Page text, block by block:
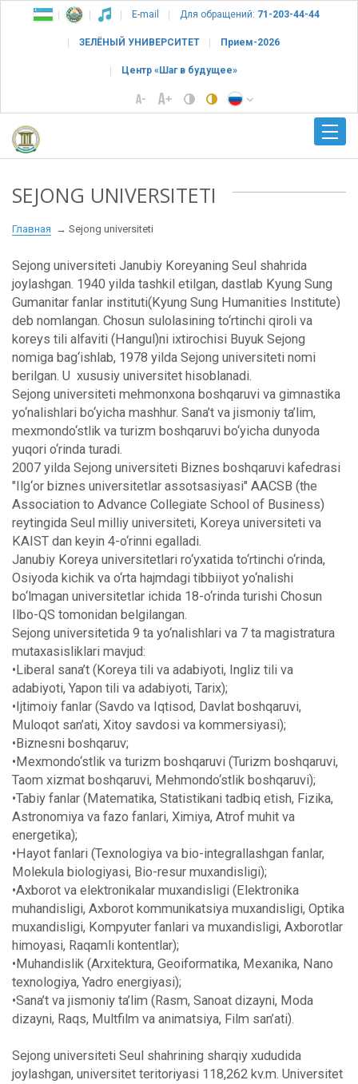
E-mail Для обращений: 71-203-44-44
ЗЕЛЁНЫЙ УНИВЕРСИТЕТ Прием-2026
Центр «Шаг в будущее»
SEJONG UNIVERSITETI
Главная Sejong universiteti
Sejong universiteti Janubiy Koreyaning Seul shahrida
joylashgan. 1940 yilda tashkil etilgan, dastlab Kyung Sung
Gumanitar fanlar instituti(Kyung Sung Humanities Institute)
deb nomlangan. Chosun sulolasining to‘rtinchi qiroli va
koreys tili alfaviti (Hangul)ni ixtirochisi Buyuk Sejong
nomiga bag‘ishlab, 1978 yilda Sejong universiteti nomi
berilgan. U xususiy universitet hisoblanadi.
Sejong universiteti mehmonxona boshqaruvi va gimnastika
yo‘nalishlari bo‘yicha mashhur. Sana’t va jismoniy ta’lim,
mexmondo‘stlik va turizm boshqaruvi bo‘yicha dunyoda
yuqori o‘rinda turadi.
2007 yilda Sejong universiteti Biznes boshqaruvi kafedrasi
"Ilg‘or biznes universitetlar assotsasiyasi" AACSB (the
Association to Advance Collegiate School of Business)
reytingida Seul milliy universiteti, Koreya universiteti va
KAIST dan keyin 4-o‘rinni egalladi.
Janubiy Koreya universitetlari ro‘yxatida to‘rtinchi o‘rinda,
Osiyoda kichik va o‘rta hajmdagi tibbiiyot yo‘nalishi
bo‘lmagan universitetlar ichida 18-o‘rinda turishi Chosun
Ilbo-QS tomonidan belgilangan.
Sejong universitetida 9 ta yo‘nalishlari va 7 ta magistratura
mutaxasisliklari mavjud:
• Liberal sana’t (Koreya tili va adabiyoti, Ingliz tili va
adabiyoti, Yapon tili va adabiyoti, Tarix);
• Ijtimoiy fanlar (Savdo va Iqtisod, Davlat boshqaruvi,
Muloqot san’ati, Xitoy savdosi va kommersiyasi);
• Biznesni boshqaruv;
• Mexmondo‘stlik va turizm boshqaruvi (Turizm boshqaruvi,
Taom xizmat boshqaruvi, Mehmondo‘stlik boshqaruvi);
•Tabiy fanlar (Matematika, Statistikani tadbiq etish, Fizika,
Astronomiya va fazo fanlari, Ximiya, Atrof muhit va
energetika);
• Hayot fanlari (Texnologiya va bio-integrallashgan fanlar,
Molekula biologiyasi, Bio-resur muxandisligi);
•Axborot va elektronikalar muxandisligi (Elektronika
muhandisligi, Axborot kommunikatsiya muxandisligi, Optika
muxandisligi, Kompyuter fanlari va muxandisligi, Axborotlar
himoyasi, Raqamli kontentlar);
• Muhandislik (Arxitektura, Geoiformatika, Mexanika, Nano
texnologiya, Yadro energiyasi);
•Sana’t va jismoniy ta’lim (Rasm, Sanoat dizayni, Moda
dizayni, Raqs, Multfilm va animatsiya, Film san’ati).
Sejong universiteti Seul shahrining sharqiy xududida
joylashgan, universitet teritoriyasi 118,262 kv.m. Universitet